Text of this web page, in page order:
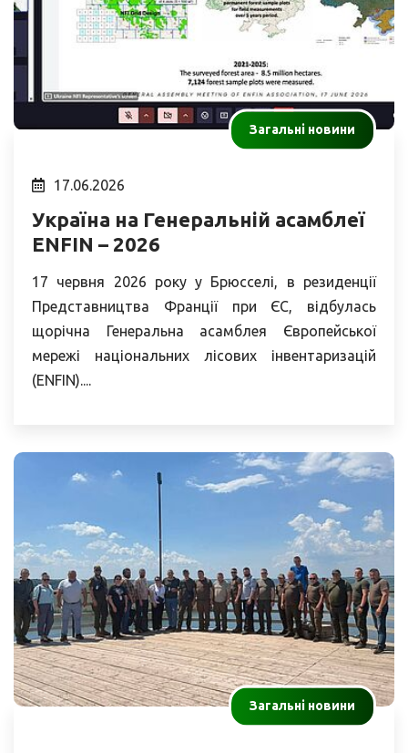
Загальні новини
17.06.2026
Україна на Генеральній асамблеї
ENFIN – 2026
17 червня 2026 року у Брюсселі, в резиденції
Представництва Франції при ЄС, відбулась
щорічна Генеральна асамблея Європейської
мережі національних лісових інвентаризацій
(ENFIN)....
Загальні новини